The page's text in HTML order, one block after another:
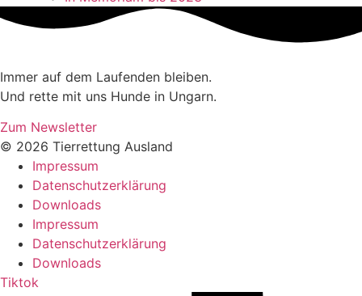
Immer auf dem Laufenden bleiben.
Und rette mit uns Hunde in Ungarn.
Zum Newsletter
© 2026 Tierrettung Ausland
Impressum
Datenschutzerklärung
Downloads
Impressum
Datenschutzerklärung
Downloads
Tiktok